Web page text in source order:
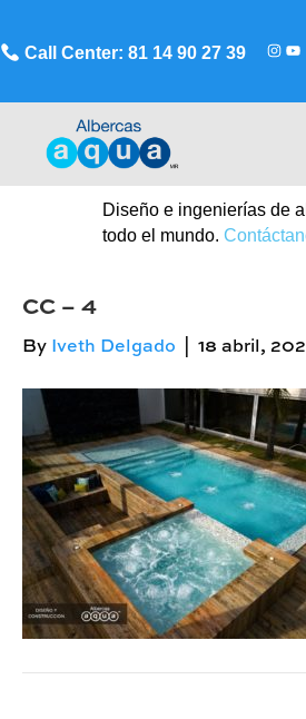
Call Center: 81 14 90 27 39
Diseño e ingenierías de
todo el mundo.
CC – 4
By Iveth Delgado 18 abril,